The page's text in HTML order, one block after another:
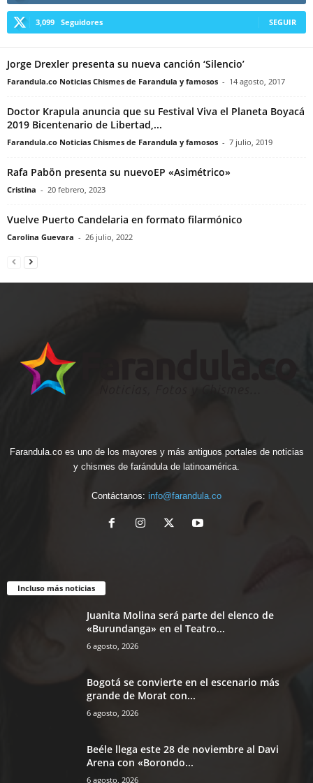
3,099 Seguidores SEGUIR
Jorge Drexler presenta su nueva canción ‘Silencio’
Farandula.co Noticias Chismes de Farandula y famosos - 14 agosto, 2017
Doctor Krapula anuncia que su Festival Viva el Planeta Boyacá
2019 Bicentenario de Libertad,...
Farandula.co Noticias Chismes de Farandula y famosos - 7 julio, 2019
Rafa Pabön presenta su nuevoEP «Asimétrico»
Cristina - 20 febrero, 2023
Vuelve Puerto Candelaria en formato filarmónico
Carolina Guevara - 26 julio, 2022
Farandula.co es uno de los mayores y más antiguos portales de noticias
y chismes de farándula de latinoamérica.
Contáctanos: info@farandula.co
Incluso más noticias
Juanita Molina será parte del elenco de
«Burundanga» en el Teatro...
6 agosto, 2026
Bogotá se convierte en el escenario más
grande de Morat con...
6 agosto, 2026
Beéle llega este 28 de noviembre al Davi
Arena con «Borondo...
6 agosto, 2026